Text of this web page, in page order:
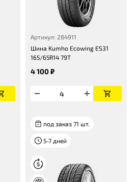
Артикул: 284911
Шина Kumho Ecowing ES31
165/65R14 79T
4 100 ₽
под заказ 71 шт.
5-7 дней